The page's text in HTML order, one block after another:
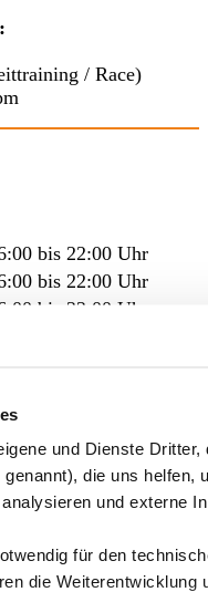
und Dienste
die uns helfen,
und externe
für den
die
/ Race)
bis 22:00 Uhr
bis 22:00 Uhr
bis 22:00 Uhr
Pflicht für Teilnehmer